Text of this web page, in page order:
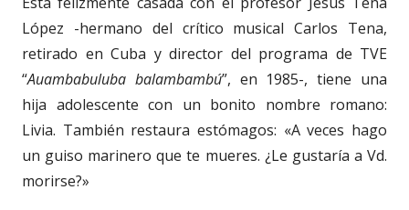
López -hermano del crítico musical Carlos Tena,
retirado en Cuba y director del programa de TVE
“Auambabuluba balambambú”, en 1985-, tiene una
hija adolescente con un bonito nombre romano:
Livia. También restaura estómagos: «A veces hago
un guiso marinero que te mueres. ¿Le gustaría a Vd.
morirse?»